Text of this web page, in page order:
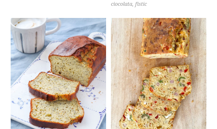
ciocolata,fistic